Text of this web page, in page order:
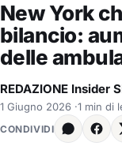
New York
bilancio:
delle
REDAZIONE Insider
1 Giugno 2026 ·1 min di
CONDIVIDI